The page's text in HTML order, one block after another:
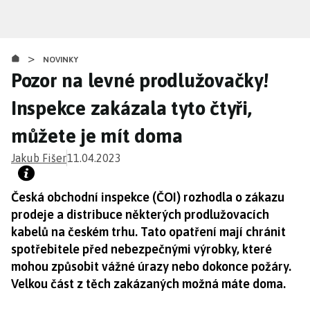
obsahu
> NOVINKY
Pozor na levné prodlužovačky!
Inspekce zakázala tyto čtyři,
můžete je mít doma
Jakub Fišer11.04.2023
Česká obchodní inspekce (ČOI) rozhodla o zákazu
prodeje a distribuce některých prodlužovacích
kabelů na českém trhu. Tato opatření mají chránit
spotřebitele před nebezpečnými výrobky, které
mohou způsobit vážné úrazy nebo dokonce požáry.
Velkou část z těch zakázaných možná máte doma.